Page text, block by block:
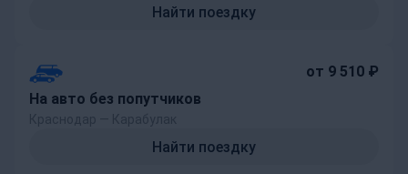
Найти поездку
На авто без попутчиков
от 9 510 ₽
Найти поездку